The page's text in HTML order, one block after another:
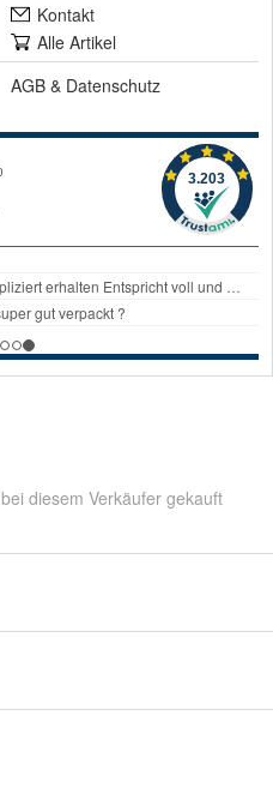
Kontakt
Alle Artikel
AGB & Datenschutz
diesem Verkäufer gekauft